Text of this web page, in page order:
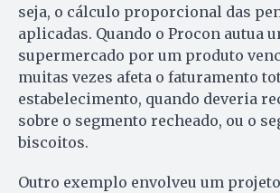
seja, o cálculo proporcional das
aplicadas. Quando o Procon autua
supermercado por um produto
muitas vezes afeta o faturamento
estabelecimento, quando deveria
sobre o segmento recheado, ou o
biscoitos.
Outro exemplo envolveu um